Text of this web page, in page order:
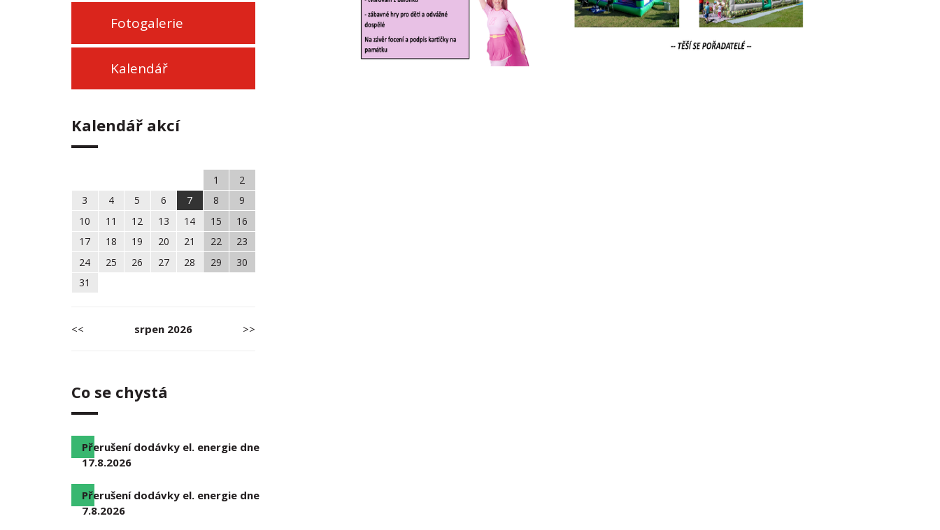
Fotogalerie
Kalendář
Kalendář akcí
1
2
3
4 5 6 7 8
9
10
11 12 13 14 15
16
17
18 19 20 21 22
23
24
25 26 27 28 29
30
31
<< srpen 2026 >>
Co se chystá
Přerušení dodávky el. energie dne
17.8.2026
Přerušení dodávky el. energie dne
7.8.2026